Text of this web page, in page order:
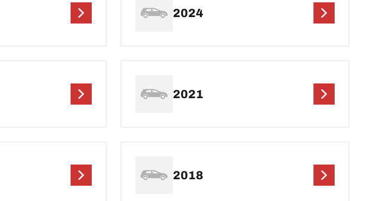
2024
2021
2018